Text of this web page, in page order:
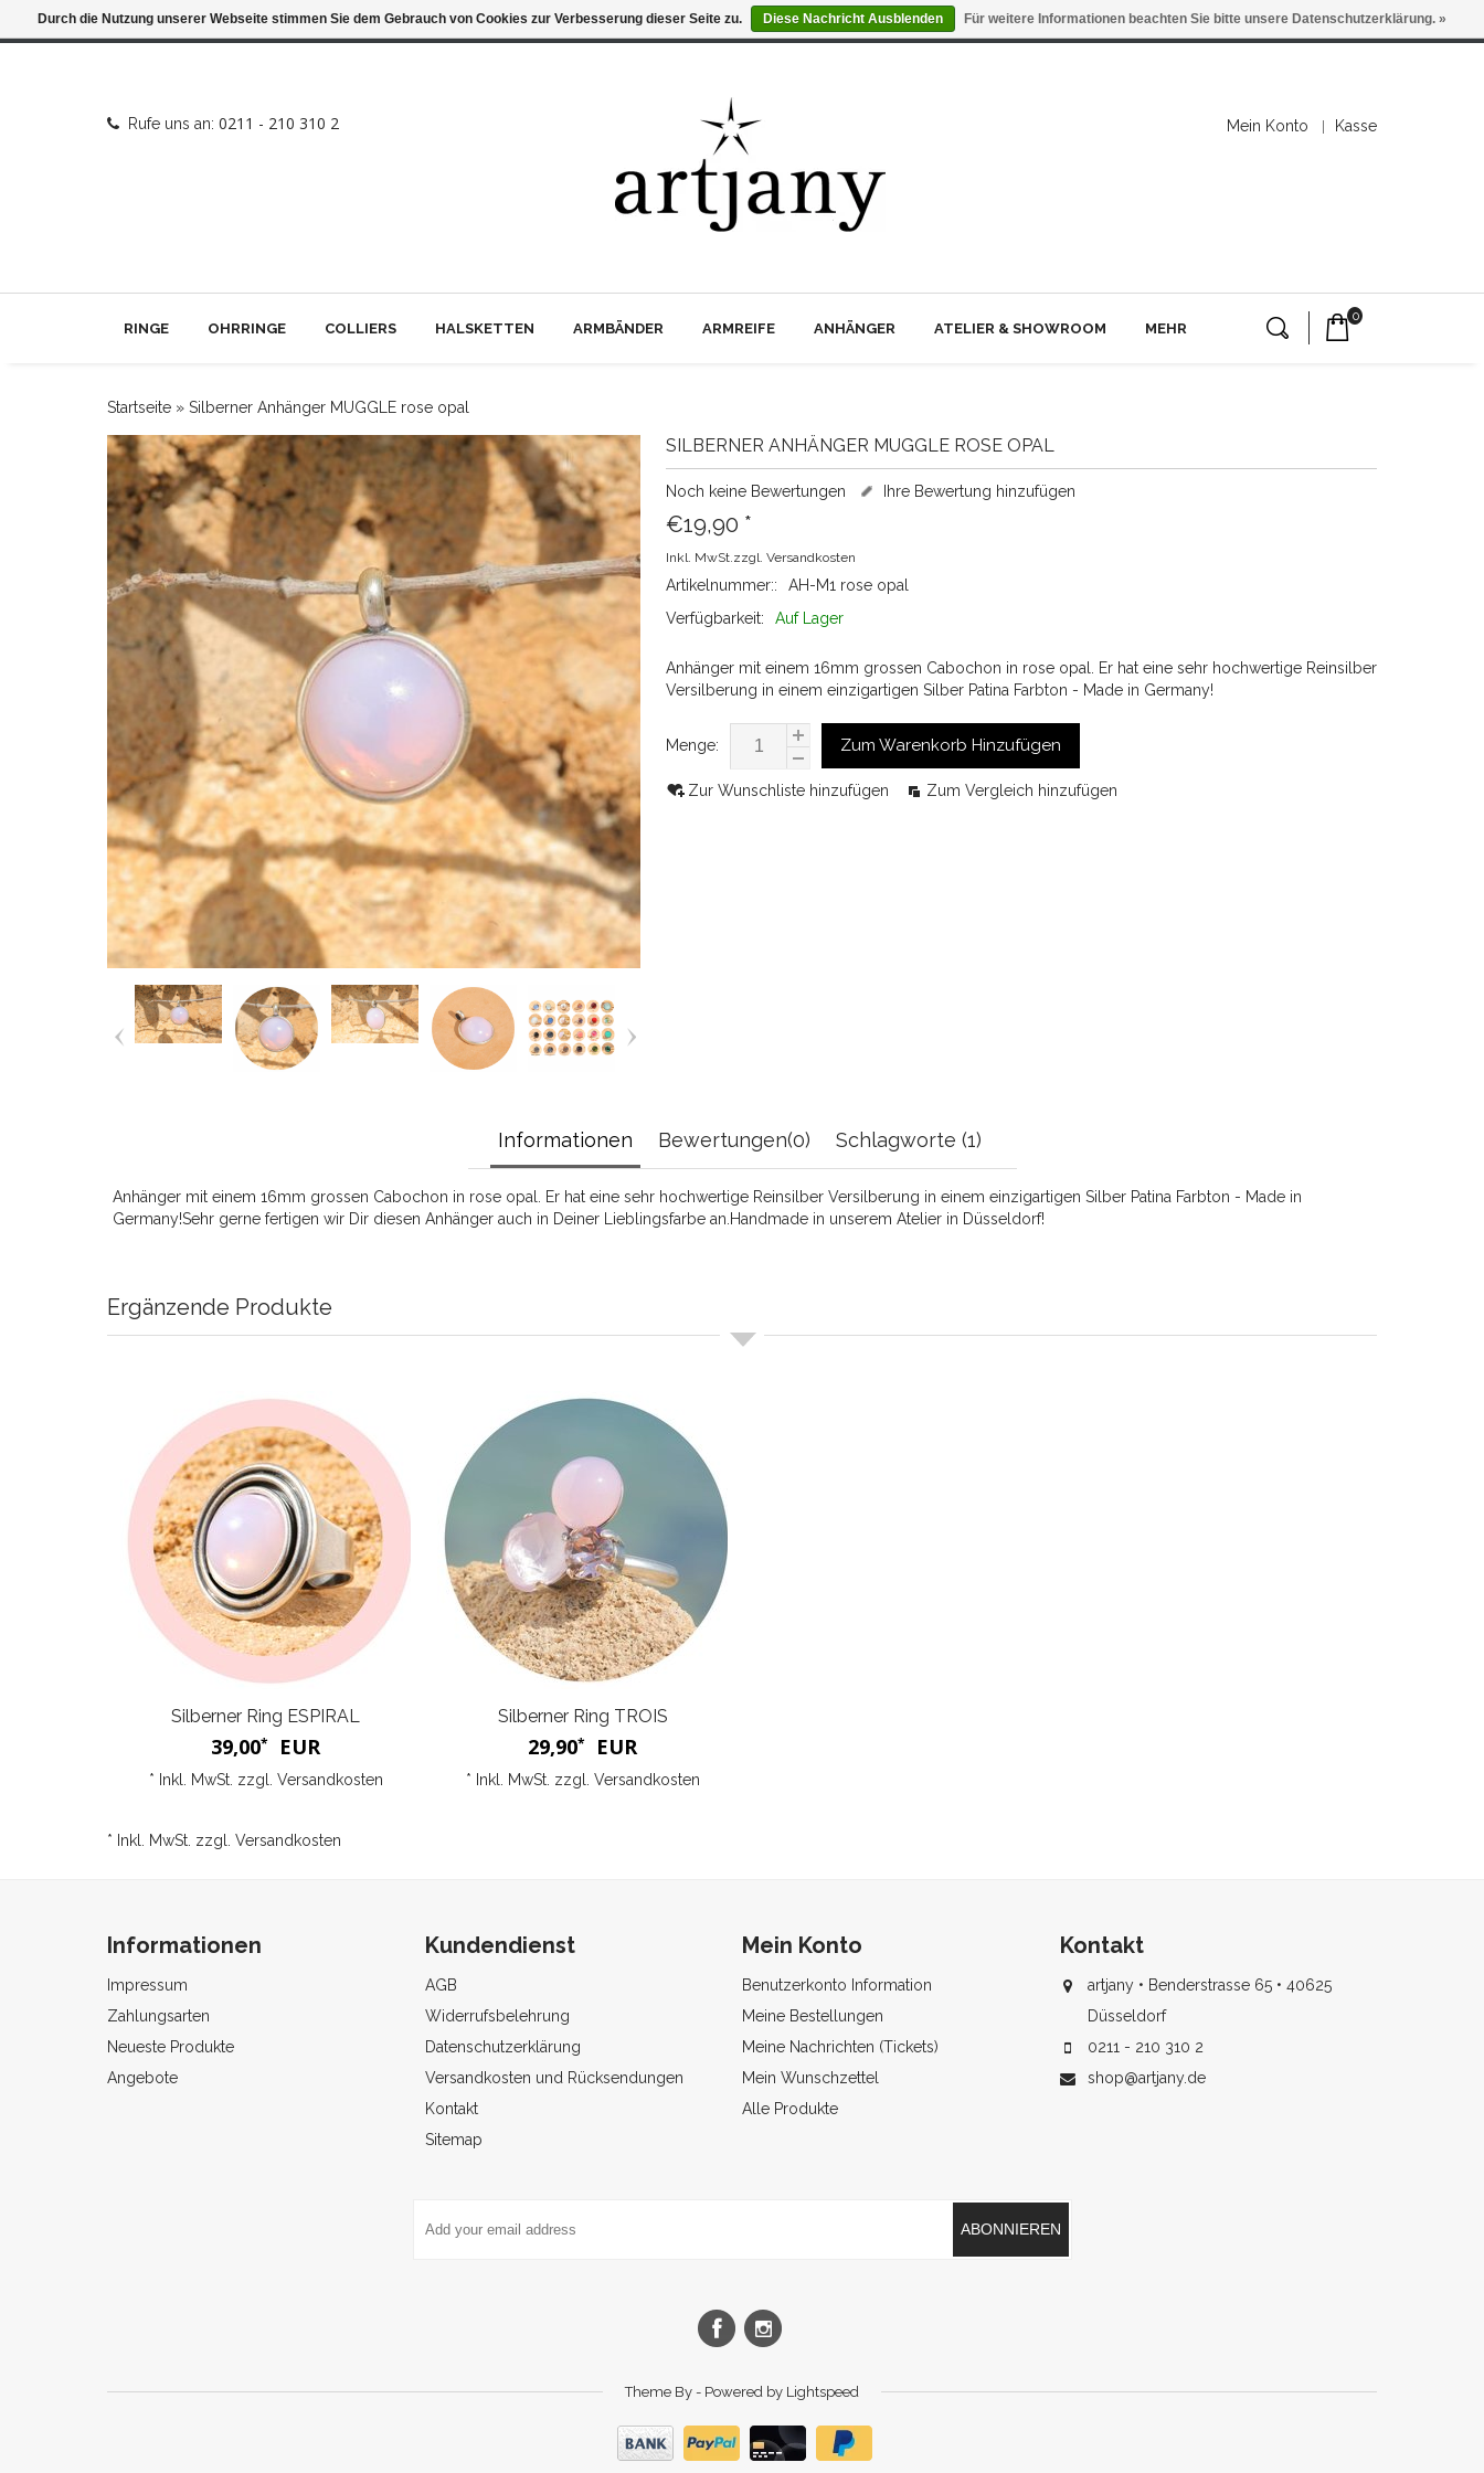
Rufe uns an: 0211 - 210 310 2 Mein Konto Kasse
RINGE OHRRINGE COLLIERS HALSKETTEN ARMBÄNDER ARMREIFE ANHÄNGER ATELIER & SHOWROOM MEHR
0
Startseite » Silberner Anhänger MUGGLE rose opal
SILBERNER ANHÄNGER MUGGLE ROSE OPAL
Noch keine Bewertungen Ihre Bewertung hinzufügen
€19,90 *
Inkl. MwSt.zzgl. Versandkosten
Artikelnummer::
AH-M1 rose opal
Verfügbarkeit:
Auf Lager
Anhänger mit einem 16mm grossen Cabochon in rose opal. Er hat eine sehr hochwertige Reinsilber
Versilberung in einem einzigartigen Silber Patina Farbton - Made in Germany!
Menge: Zum Warenkorb Hinzufügen
Zur Wunschliste hinzufügen Zum Vergleich hinzufügen
Informationen Bewertungen(0) Schlagworte (1)
Anhänger mit einem 16mm grossen Cabochon in rose opal. Er hat eine sehr hochwertige Reinsilber Versilberung in einem einzigartigen Silber Patina Farbton - Made in
Germany!Sehr gerne fertigen wir Dir diesen Anhänger auch in Deiner Lieblingsfarbe an.Handmade in unserem Atelier in Düsseldorf!
Ergänzende Produkte
Silberner Ring ESPIRAL
39,00* EUR
* Inkl. MwSt. zzgl. Versandkosten
Silberner Ring TROIS
29,90* EUR
* Inkl. MwSt. zzgl. Versandkosten
* Inkl. MwSt. zzgl. Versandkosten
Informationen
Impressum
Zahlungsarten
Neueste Produkte
Angebote
Kundendienst
AGB
Widerrufsbelehrung
Datenschutzerklärung
Versandkosten und Rücksendungen
Kontakt
Sitemap
Mein Konto
Benutzerkonto Information
Meine Bestellungen
Meine Nachrichten (Tickets)
Mein Wunschzettel
Alle Produkte
Kontakt
artjany • Benderstrasse 65 • 40625
Düsseldorf
0211 - 210 310 2
shop@artjany.de
ABONNIEREN
Theme By - Powered by Lightspeed
Durch die Nutzung unserer Webseite stimmen Sie dem Gebrauch von Cookies zur Verbesserung dieser Seite zu. Diese Nachricht Ausblenden Für weitere Informationen beachten Sie bitte unsere Datenschutzerklärung. »